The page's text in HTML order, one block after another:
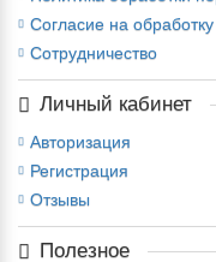
Согласие на
Сотрудничество
Личный кабинет
Авторизация
Регистрация
Отзывы
Полезное